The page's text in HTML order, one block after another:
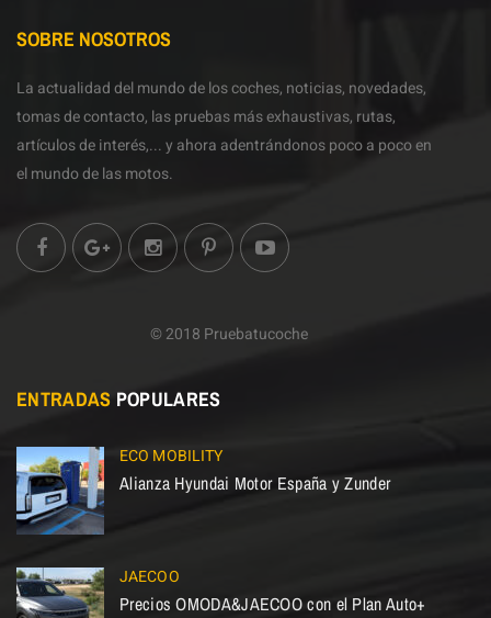
SOBRE NOSOTROS
La actualidad del mundo de los coches, noticias, novedades,
tomas de contacto, las pruebas más exhaustivas, rutas,
artículos de interés,... y ahora adentrándonos poco a poco en
el mundo de las motos.
© 2018 Pruebatucoche
ENTRADAS POPULARES
ECO MOBILITY
Alianza Hyundai Motor España y Zunder
JAECOO
Precios OMODA&JAECOO con el Plan Auto+